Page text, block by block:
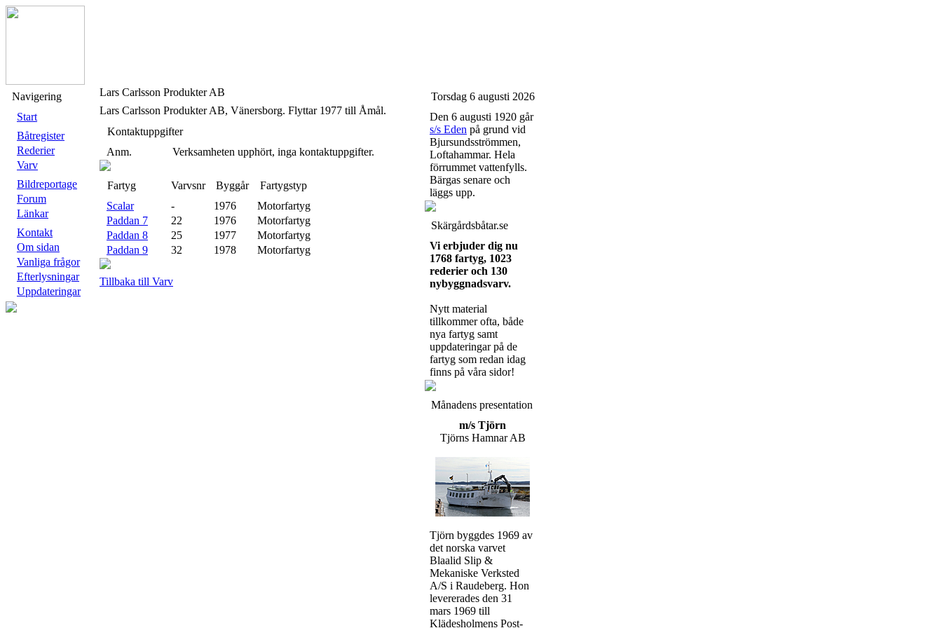
Navigering
Start
Båtregister
Rederier
Varv
Bildreportage
Forum
Länkar
Kontakt
Om sidan
Vanliga frågor
Efterlysningar
Uppdateringar
Lars Carlsson Produkter AB
Lars Carlsson Produkter AB, Vänersborg. Flyttar 1977 till Åmål.
Kontaktuppgifter
Anm.
Verksamheten upphört, inga kontaktuppgifter.
Fartyg Varvsnr Byggår
Fartygstyp
Scalar
- 1976
Motorfartyg
Paddan 7
22 1976
Motorfartyg
Paddan 8
25 1977
Motorfartyg
Paddan 9
32 1978 Motorfartyg
Tillbaka till Varv
Torsdag 6 augusti 2026
Den 6 augusti 1920 går
s/s Eden på grund vid
Bjursundsströmmen,
Loftahammar. Hela
förrummet vattenfylls.
Bärgas senare och
läggs upp.
Skärgårdsbåtar.se
Vi erbjuder dig nu
1768 fartyg, 1023
rederier och 130
nybyggnadsvarv.
Nytt material
tillkommer ofta, både
nya fartyg samt
uppdateringar på de
fartyg som redan idag
finns på våra sidor!
Månadens presentation
m/s Tjörn
Tjörns Hamnar AB
Tjörn byggdes 1969 av
det norska varvet
Blaalid Slip &
Mekaniske Verksted
A/S i Raudeberg. Hon
levererades den 31
mars 1969 till
Klädesholmens Post-